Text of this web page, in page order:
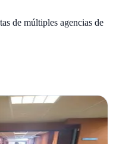
de múltiples agencias de